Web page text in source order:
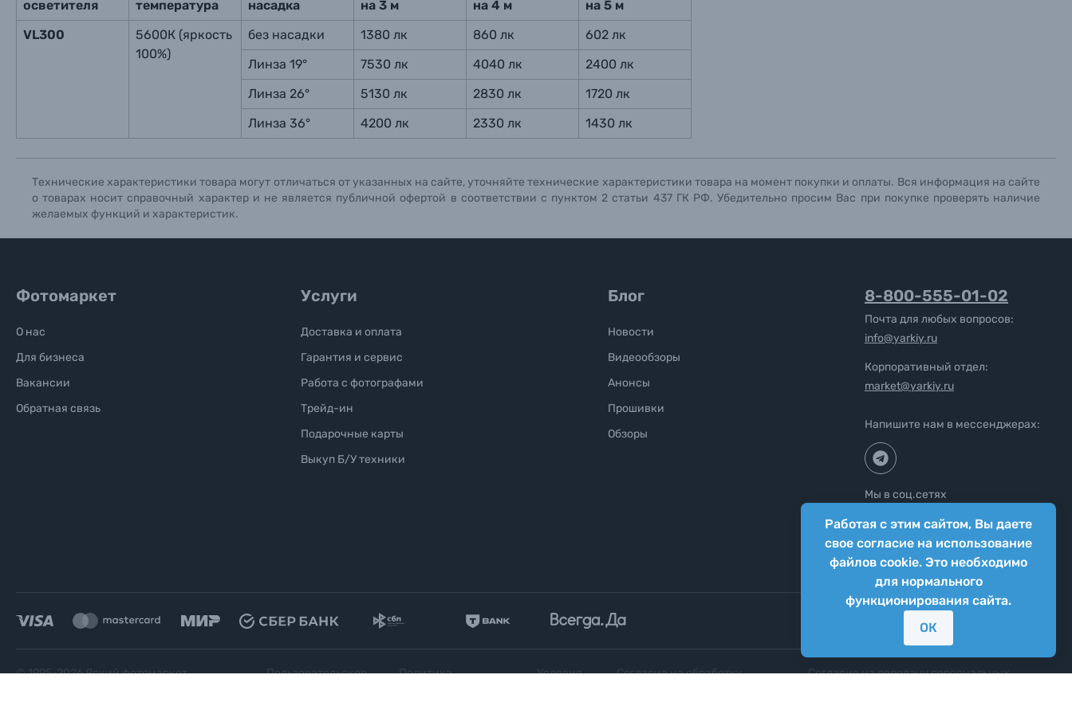
осветителя
температура
насадка
на 3 м
на 4 м
на 5 м
VL300
5600К (яркость
100%)
без насадки 1380 лк 860 лк
602 лк
Линза 19°
7530 лк 4040 лк
2400 лк
Линза 26°
5130 лк 2830 лк
1720 лк
Линза 36°
4200 лк 2330 лк 1430 лк
Технические характеристики товара могут отличаться от указанных на сайте, уточняйте технические характеристики товара на момент покупки и оплаты. Вся информация на сайте
о товарах носит справочный характер и не является публичной офертой в соответствии с пунктом 2 статьи 437 ГК РФ. Убедительно просим Вас при покупке проверять наличие
желаемых функций и характеристик.
Работая с этим сайтом, Вы даете
свое согласие на использование
файлов cookie. Это необходимо
для нормального
функционирования сайта.
ОК
Фотомаркет
О нас
Для бизнеса
Вакансии
Обратная связь
Услуги
Доставка и оплата
Гарантия и сервис
Работа с фотографами
Трейд-ин
Подарочные карты
Выкуп Б/У техники
Блог
Новости
Видеообзоры
Анонсы
Прошивки
Обзоры
8-800-555-01-02
Почта для любых вопросов:
info@yarkiy.ru
Корпоративный отдел:
market@yarkiy.ru
Напишите нам в мессенджерах:
Мы в соц.сетях
© 1995-2026Яркий фотомаркет
Пользовательское
Политика
Условия
Согласие на обработку
Согласие на передачу персональных